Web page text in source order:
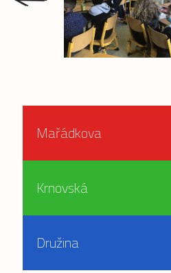
Mařádkova
Krnovská
Družina